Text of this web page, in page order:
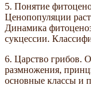
5. Понятие
Ценопопуляции
Динамика
сукцессии.
6. Царство грибов.
размножения,
основные классы и